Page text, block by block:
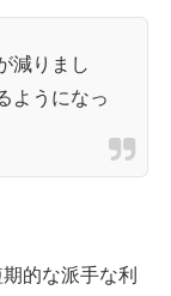
減りまし
ようになっ
的な派手な利